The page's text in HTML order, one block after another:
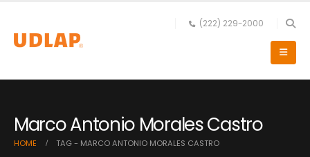
(222) 229-2000
Marco Antonio Morales Castro
HOME TAG - MARCO ANTONIO MORALES CASTRO